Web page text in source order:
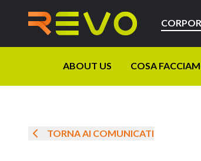
ABOUT US COSA
TORNA AI COMUNICATI